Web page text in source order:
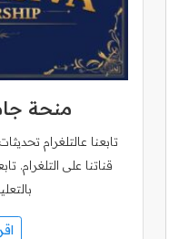
منحة
تابعنا عالتلغرام
قناتنا على التلغرام.